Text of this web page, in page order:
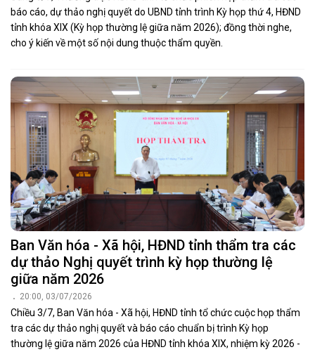
báo cáo, dự thảo nghị quyết do UBND tỉnh trình Kỳ họp thứ 4, HĐND
tỉnh khóa XIX (Kỳ họp thường lệ giữa năm 2026); đồng thời nghe,
cho ý kiến về một số nội dung thuộc thẩm quyền.
Ban Văn hóa - Xã hội, HĐND tỉnh thẩm tra các
dự thảo Nghị quyết trình kỳ họp thường lệ
giữa năm 2026
20:00, 03/07/2026
Chiều 3/7, Ban Văn hóa - Xã hội, HĐND tỉnh tổ chức cuộc họp thẩm
tra các dự thảo nghị quyết và báo cáo chuẩn bị trình Kỳ họp
thường lệ giữa năm 2026 của HĐND tỉnh khóa XIX, nhiệm kỳ 2026 -